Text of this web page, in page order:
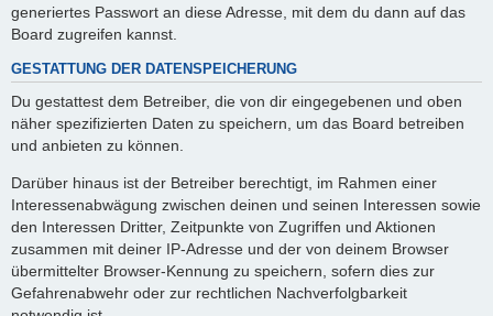
generiertes Passwort an diese Adresse, mit dem du dann auf das
Board zugreifen kannst.
GESTATTUNG DER DATENSPEICHERUNG
Du gestattest dem Betreiber, die von dir eingegebenen und oben
näher spezifizierten Daten zu speichern, um das Board betreiben
und anbieten zu können.
Darüber hinaus ist der Betreiber berechtigt, im Rahmen einer
Interessenabwägung zwischen deinen und seinen Interessen sowie
den Interessen Dritter, Zeitpunkte von Zugriffen und Aktionen
zusammen mit deiner IP-Adresse und der von deinem Browser
übermittelter Browser-Kennung zu speichern, sofern dies zur
Gefahrenabwehr oder zur rechtlichen Nachverfolgbarkeit